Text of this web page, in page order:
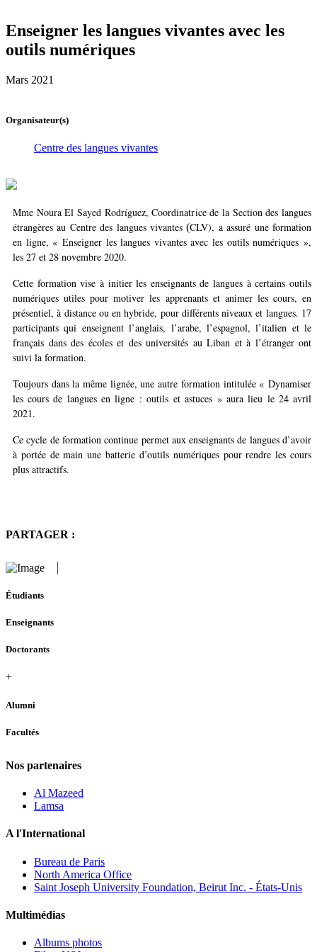
Enseigner les langues vivantes avec les
outils numériques
Mars 2021
Organisateur(s)
Centre des langues vivantes
Mme Noura El Sayed Rodríguez, Coordinatrice de la Section des langues
étrangères au Centre des langues vivantes (CLV), a assuré une formation
en ligne, « Enseigner les langues vivantes avec les outils numériques »,
les 27 et 28 novembre 2020.
Cette formation vise à initier les enseignants de langues à certains outils
numériques utiles pour motiver les apprenants et animer les cours, en
présentiel, à distance ou en hybride, pour différents niveaux et langues. 17
participants qui enseignent l’anglais, l’arabe, l’espagnol, l’italien et le
français dans des écoles et des universités au Liban et à l’étranger ont
suivi la formation.
Toujours dans la même lignée, une autre formation intitulée « Dynamiser
les cours de langues en ligne : outils et astuces » aura lieu le 24 avril
2021.
Ce cycle de formation continue permet aux enseignants de langues d’avoir
à portée de main une batterie d’outils numériques pour rendre les cours
plus attractifs.
PARTAGER :
Étudiants
Enseignants
Doctorants
+
Alumni
Facultés
Nos partenaires
Al Mazeed
Lamsa
A l'International
Bureau de Paris
North America Office
Saint Joseph University Foundation, Beirut Inc. - États-Unis
Multimédias
Albums photos